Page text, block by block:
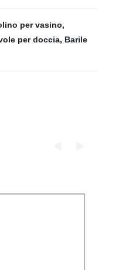
per vasino,
per doccia, Barile